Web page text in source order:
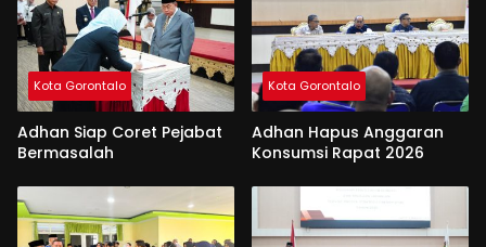
Kota Gorontalo
Adhan Siap Coret Pejabat
Bermasalah
Kota Gorontalo
Adhan Hapus Anggaran
Konsumsi Rapat 2026